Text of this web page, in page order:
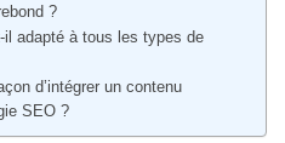
?
adapté à tous les types de
d’intégrer un contenu
SEO ?